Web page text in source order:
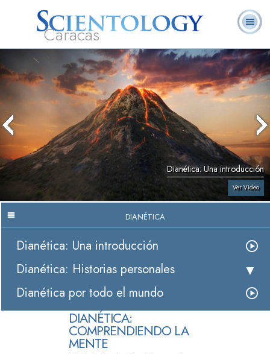
Caracas
Hubbard
¿Qué es
Scientology?
Ministros
Voluntarios
Preguntas
Frecuentes
Libros
Dianética: Una introducción
Ver Video
DIANÉTICA
Dianética: Una introducción
Dianética: Historias personales
Dianética por todo el mundo
DIANÉTICA:
COMPRENDIENDO LA
MENTE